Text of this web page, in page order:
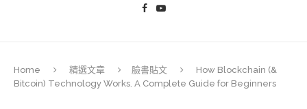
Home 精選文章 臉書貼文
How Blockchain (&
Bitcoin) Technology Works. A Complete Guide for Beginners